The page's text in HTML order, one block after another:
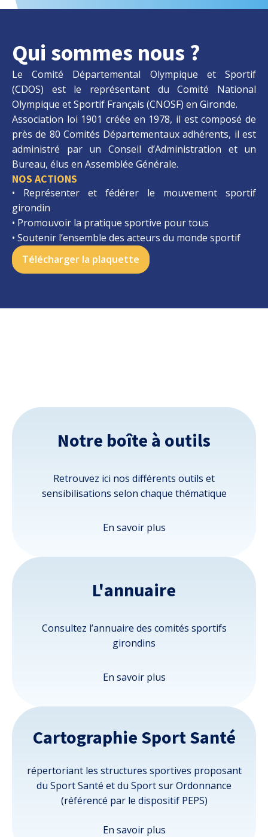
Qui sommes nous ?
Le Comité Départemental Olympique et Sportif
(CDOS) est le représentant du Comité National
Olympique et Sportif Français (CNOSF) en Gironde.
Association loi 1901 créée en 1978, il est composé de
près de 80 Comités Départementaux adhérents, il est
administré par un Conseil d’Administration et un
Bureau, élus en Assemblée Générale.
NOS ACTIONS
• Représenter et fédérer le mouvement sportif
girondin
• Promouvoir la pratique sportive pour tous
• Soutenir l’ensemble des acteurs du monde sportif
Télécharger la plaquette
Notre boîte à outils
Retrouvez ici nos différents outils et
sensibilisations selon chaque thématique
En savoir plus
L'annuaire
Consultez l’annuaire des comités sportifs
girondins
En savoir plus
Cartographie Sport Santé
répertoriant les structures sportives proposant
du Sport Santé et du Sport sur Ordonnance
(référencé par le dispositif PEPS)
En savoir plus